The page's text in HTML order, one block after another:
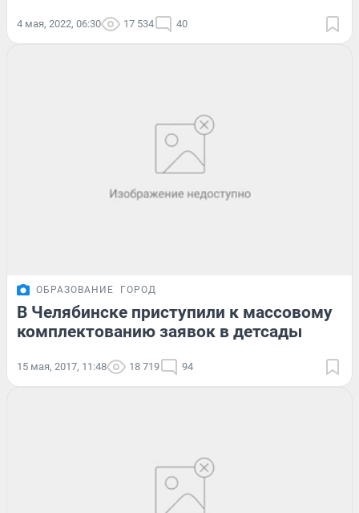
4 мая, 2022, 06:30 17 534 40
ОБРАЗОВАНИЕ ГОРОД
В Челябинске приступили к массовому
комплектованию заявок в детсады
15 мая, 2017, 11:48 18 719 94